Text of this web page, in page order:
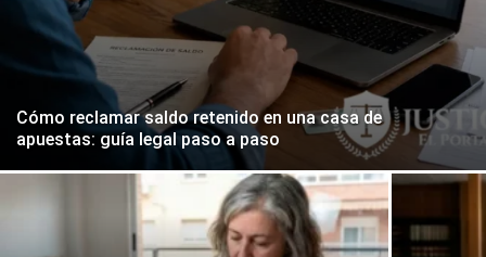
Cómo reclamar saldo retenido en una casa de
apuestas: guía legal paso a paso